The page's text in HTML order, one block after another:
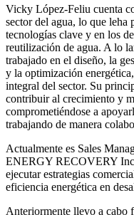
Vicky López-Feliu cuenta
sector del agua, lo que
tecnologías clave y en los
reutilización de agua. A lo
trabajado en el diseño, la
y la optimización
integral del sector. Su
contribuir al crecimiento y
comprometiéndose a
trabajando de manera
Actualmente es Sales
ENERGY RECOVERY
ejecutar estrategias
eficiencia energética en
Anteriormente llevo a cabo